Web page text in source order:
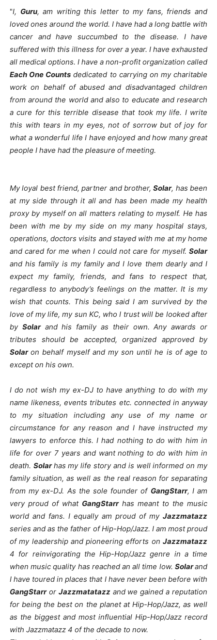
"I, Guru, am writing this letter to my fans, friends and
loved ones around the world. I have had a long battle with
cancer and have succumbed to the disease. I have
suffered with this illness for over a year. I have exhausted
all medical options. I have a non-profit organization called
Each One Counts dedicated to carrying on my charitable
work on behalf of abused and disadvantaged children
from around the world and also to educate and research
a cure for this terrible disease that took my life. I write
this with tears in my eyes, not of sorrow but of joy for
what a wonderful life I have enjoyed and how many great
people I have had the pleasure of meeting.
My loyal best friend, partner and brother,Solar, has been
at my side through it all and has been made my health
proxy by myself on all matters relating to myself. He has
been with me by my side on my many hospital stays,
operations, doctors visits and stayed with me at my home
and cared for me when I could not care for myself. Solar
and his family is my family and I love them dearly and I
expect my family, friends, and fans to respect that,
regardless to anybody’s feelings on the matter. It is my
wish that counts. This being said I am survived by the
love of my life, my sun KC, who I trust will be looked after
by Solarand his family as their own. Any awards or
tributes should be accepted, organized approved by
Solaron behalf myself and my son until he is of age to
except on his own.
I do not wish my ex-DJ to have anything to do with my
name likeness, events tributes etc. connected in anyway
to my situation including any use of my name or
circumstance for any reason and I have instructed my
lawyers to enforce this. I had nothing to do with him in
life for over 7 years and want nothing to do with him in
death. Solarhas my life story and is well informed on my
family situation, as well as the real reason for separating
from my ex-DJ. As the sole founder of GangStarr, I am
very proud of what GangStarrhas meant to the music
world and fans. I equally am proud of my Jazzmatazz
series and as the father of Hip-Hop/Jazz. I am most proud
of my leadership and pioneering efforts on Jazzmatazz
4 for reinvigorating the Hip-Hop/Jazz genre in a time
when music quality has reached an all time low. Solarand
I have toured in places that I have never been before with
GangStarror Jazzmatatazzand we gained a reputation
for being the best on the planet at Hip-Hop/Jazz, as well
as the biggest and most influential Hip-Hop/Jazz record
with Jazzmatazz 4 of the decade to now.